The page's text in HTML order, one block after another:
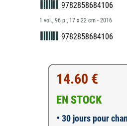
9782858684106
1 vol., 96 p., 17 x 22 cm - 2016
9782858684106
14.60 €
EN STOCK
• 30 jours pour